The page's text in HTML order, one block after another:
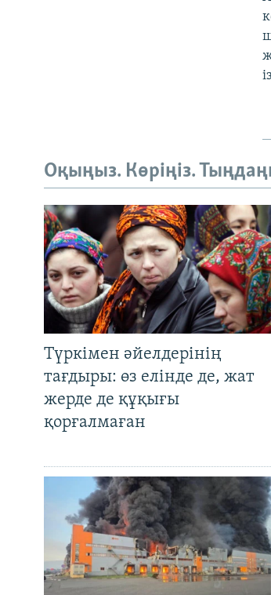
Оқыңыз. Көріңіз.
Түркімен әйелдерінің
тағдыры: өз елінде де, жат
жерде де құқығы
қорғалмаған